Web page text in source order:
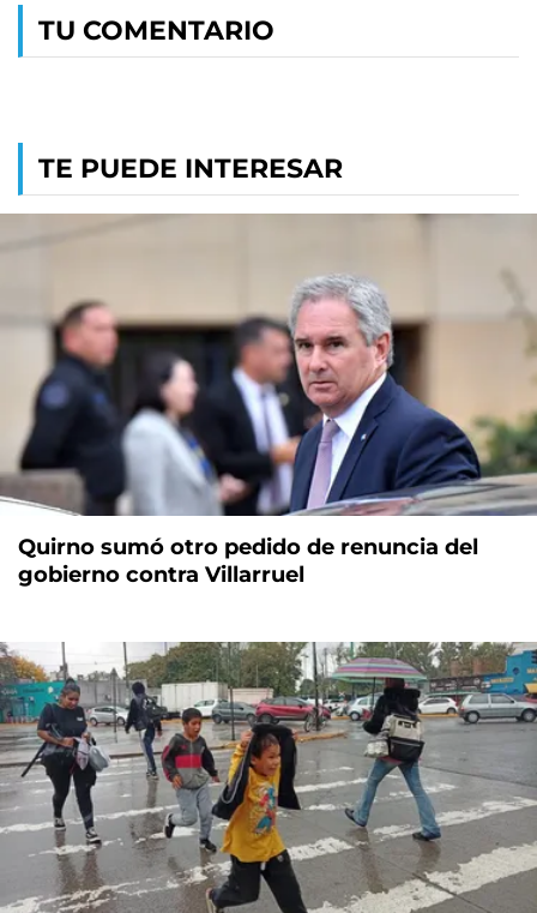
TU COMENTARIO
TE PUEDE INTERESAR
Quirno sumó otro pedido de renuncia del
gobierno contra Villarruel